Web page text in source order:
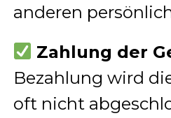
anderen
Zahlung der
Bezahlung wird
oft nicht